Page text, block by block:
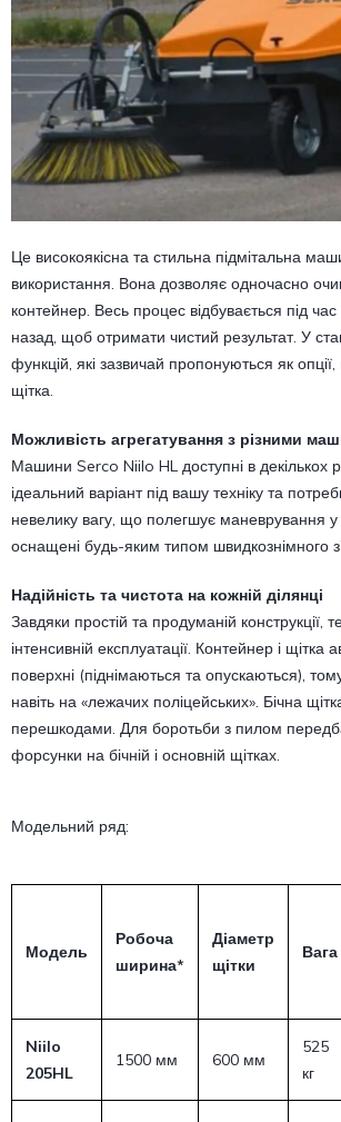
Це високоякісна та стильна підмітальна
використання. Вона дозволяє одночасно
контейнер. Весь процес відбувається під
назад, щоб отримати чистий результат. У
функцій, які зазвичай пропонуються як
щітка.
Можливість агрегатування з різними
Машини Serco Niilo HL доступні в декількох
ідеальний варіант під вашу техніку та
невелику вагу, що полегшує маневрування
оснащені будь-яким типом швидкознімного
Надійність та чистота на кожній ділянці
Завдяки простій та продуманій конструкції,
інтенсивній експлуатації. Контейнер і
поверхні (піднімаються та опускаються),
навіть на «лежачих поліцейських». Бічна
перешкодами. Для боротьби з пилом
форсунки на бічній і основній щітках.
Модельний ряд:
Модель
Робоча
ширина*
Діаметр
щітки
Вага
Niilo
205HL
1500 мм 600 мм
525
кг